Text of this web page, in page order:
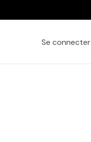
Se connecter